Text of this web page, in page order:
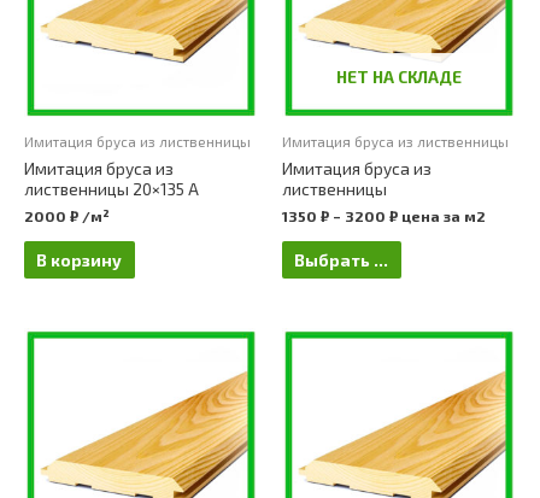
Имитация бруса из лиственницы
Имитация бруса из
лиственницы 20×135 А
2000 ₽ /м²
В корзину
НЕТ НА СКЛАДЕ
Имитация бруса из лиственницы
Имитация бруса из
лиственницы
1350 ₽ – 3200 ₽ цена за м2
Выбрать ...